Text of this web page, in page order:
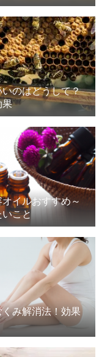
のはどうして？
果
イルおすすめ～
こと
み解消法！効果